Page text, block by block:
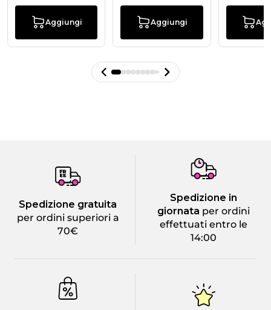
Aggiungi Aggiungi
Spedizione gratuita
per ordini superiori a
70€
Spedizione in
giornata per ordini
effettuati entro le
14:00